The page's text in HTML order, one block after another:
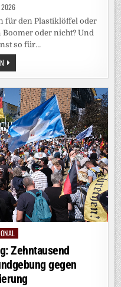
2026
für den Plastiklöffel oder
Boomer oder nicht? Und
so für…
DRAMA
IN
DER
EISDIELE:
„DEINE
GEN
Z
GEHT
MIR
DERMASSEN A
UF D
IE N
ERVEN“
Zehntausend
gegen